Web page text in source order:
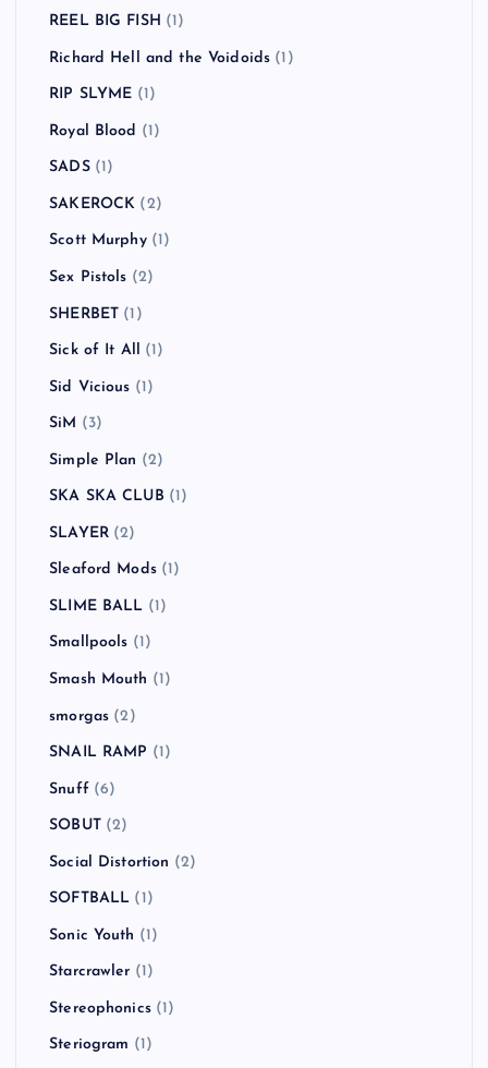
REEL BIG FISH (1)
Richard Hell and the Voidoids (1)
RIP SLYME (1)
Royal Blood (1)
SADS(1)
SAKEROCK (2)
Scott Murphy(1)
Sex Pistols (2)
SHERBET (1)
Sick of It All (1)
Sid Vicious (1)
SiM (3)
Simple Plan (2)
SKA SKA CLUB (1)
SLAYER(2)
Sleaford Mods(1)
SLIME BALL (1)
Smallpools (1)
Smash Mouth (1)
smorgas (2)
SNAIL RAMP (1)
Snuff (6)
SOBUT(2)
Social Distortion (2)
SOFTBALL (1)
Sonic Youth (1)
Starcrawler (1)
Stereophonics(1)
Steriogram (1)